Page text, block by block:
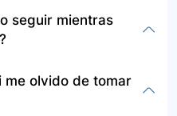
las tabletas. Es
pasar al menos
en el esófago, bajos
estomacales,
que esté
incluyen inhibidores
seguir mientras
de calcio y
diariamente.
me olvido de tomar